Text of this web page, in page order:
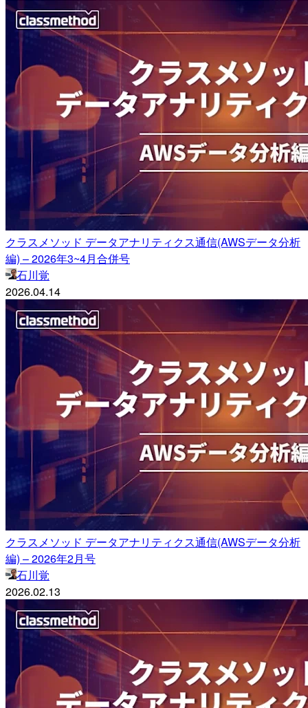
クラスメソッド データアナリティクス通信(AWSデータ分析
編) – 2026年3~4月合併号
石川覚
2026.04.14
クラスメソッド データアナリティクス通信(AWSデータ分析
編) – 2026年2月号
石川覚
2026.02.13